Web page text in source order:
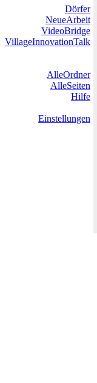
Dörfer
NeueArbeit
VideoBridge
VillageInnovationTalk
AlleOrdner
AlleSeiten
Hilfe
Einstellungen